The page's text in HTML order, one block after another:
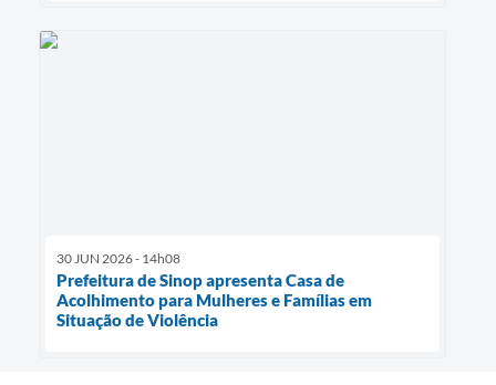
30 JUN 2026 - 14h08
Prefeitura de Sinop apresenta Casa de
Acolhimento para Mulheres e Famílias em
Situação de Violência